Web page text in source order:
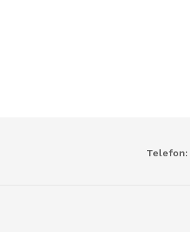
Telefon: